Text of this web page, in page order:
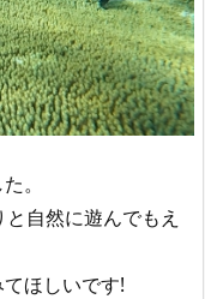
。
自然に遊んでもえ
ほしいです!